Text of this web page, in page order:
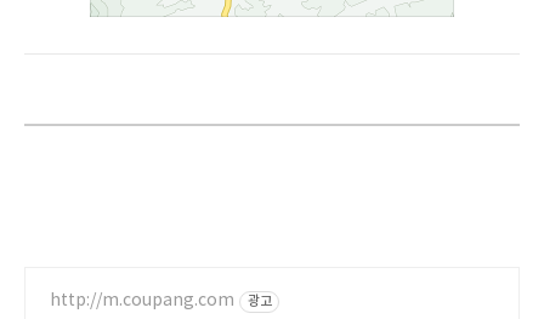
http://m.coupang.com 광고